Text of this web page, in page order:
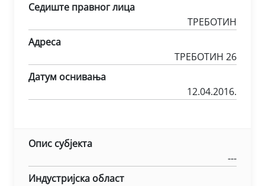
Седиште правног лица
ТРЕБОТИН
Адреса
ТРЕБОТИН 26
Датум оснивања
12.04.2016.
Опис субјекта
---
Индустријска област